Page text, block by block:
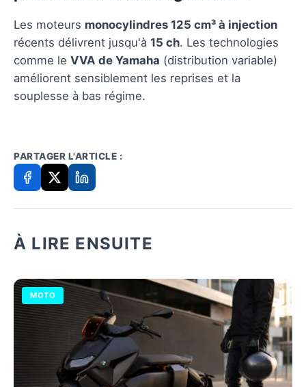
Les moteurs monocylindres 125 cm³ à injection
récents délivrent jusqu'à 15 ch. Les technologies
comme le VVA de Yamaha (distribution variable)
améliorent sensiblement les reprises et la
souplesse à bas régime.
PARTAGER L'ARTICLE :
À LIRE ENSUITE
MOTO